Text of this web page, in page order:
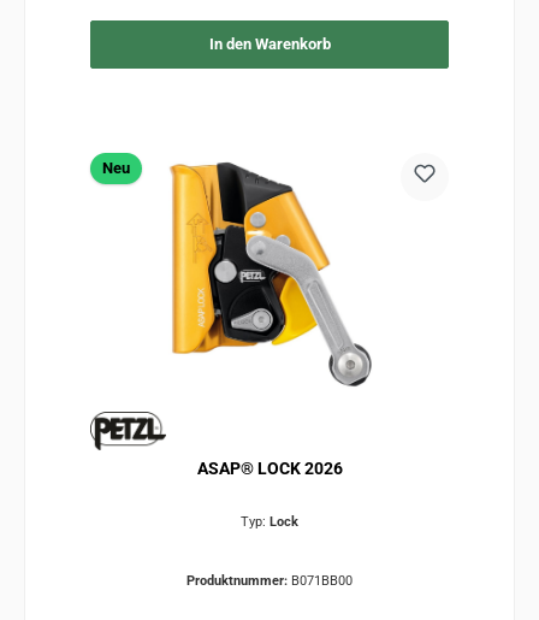
In den Warenkorb
Neu
ASAP® LOCK 2026
Typ: Lock
Produktnummer: B071BB00